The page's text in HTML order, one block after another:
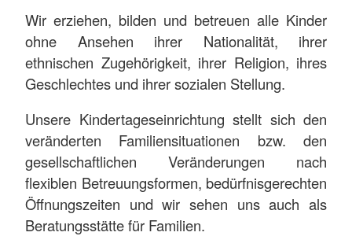
Wir erziehen, bilden und betreuen alle Kinder
ohne Ansehen ihrer Nationalität, ihrer
ethnischen Zugehörigkeit, ihrer Religion, ihres
Geschlechtes und ihrer sozialen Stellung.
Unsere Kindertageseinrichtung stellt sich den
veränderten Familiensituationen bzw. den
gesellschaftlichen Veränderungen nach
flexiblen Betreuungsformen, bedürfnisgerechten
Öffnungszeiten und wir sehen uns auch als
Beratungsstätte für Familien.